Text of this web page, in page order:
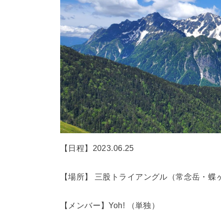
【日程】2023.06.25
【場所】 三股トライアングル（常念岳・蝶
【メンバー】Yoh! （単独）